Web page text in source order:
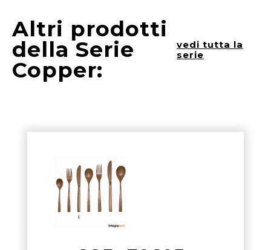
Altri prodotti
della Serie
Copper:
vedi tutta la
serie